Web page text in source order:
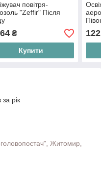
повітря-
"Zeffir" Після
₴
Купити
рік
Житомир,